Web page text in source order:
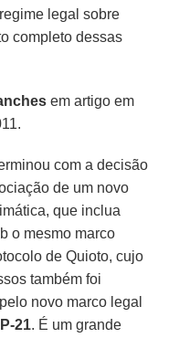
legal sobre
completo dessas
em artigo em
com a decisão
de um novo
que inclua
o mesmo marco
de Quioto, cujo
também foi
novo marco legal
21. É um grande